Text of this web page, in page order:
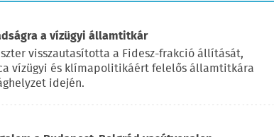
a vízügyi államtitkár
visszautasította a Fidesz-frakció állítását,
vízügyi és klímapolitikáért felelős államtitkára
idején.